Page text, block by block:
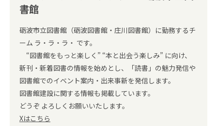
書館
砺波市立図書館（砺波図書館・庄川図書館）に勤務するチ
ーム ラ・ラ・ラ・ です。
“図書館をもっと楽しく” “本と出会う楽しみ” に向け、
新刊・新着図書の情報を始めとし、「読書」の魅力発信や
図書館でのイベント案内・出来事新を発信します。
図書館建設に関する情報も掲載しています。
どうぞ よろしくお願いいたします。
Xはこちら